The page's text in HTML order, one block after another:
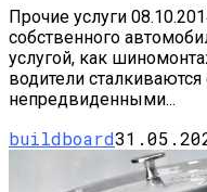
Прочие услуги
собственного
услугой, как
водители
непредвиденными...
buildboard